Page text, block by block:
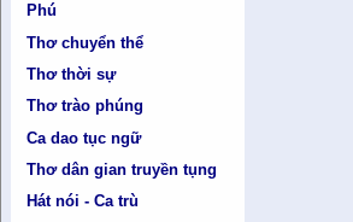
Phú
Thơ chuyển thể
Thơ thời sự
Thơ trào phúng
Ca dao tục ngữ
Thơ dân gian truyền tụng
Hát nói - Ca trù